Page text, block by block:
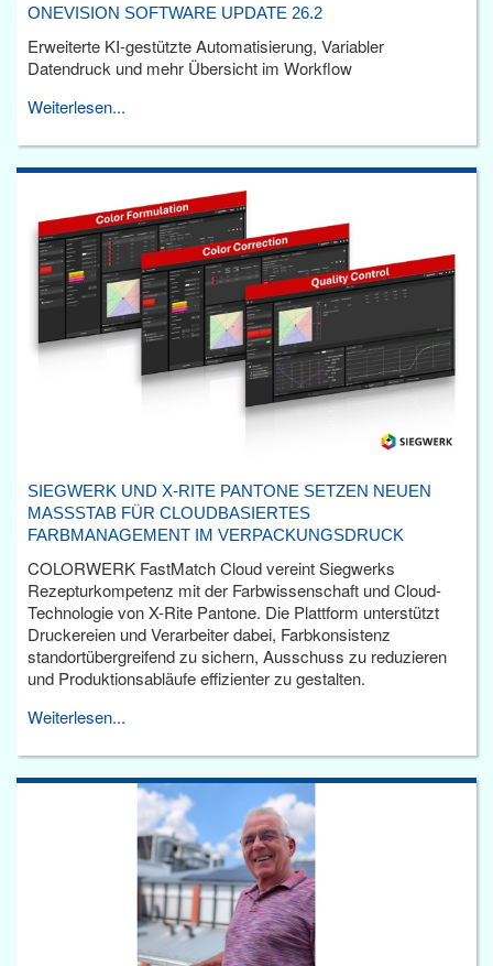
ONEVISION SOFTWARE UPDATE 26.2
Erweiterte KI-gestützte Automatisierung, Variabler
Datendruck und mehr Übersicht im Workflow
Weiterlesen...
SIEGWERK UND X-RITE PANTONE SETZEN NEUEN
MASSSTAB FÜR CLOUDBASIERTES F
ARBMANAGEMENT IM VERPACKUNGSDRUCK
COLORWERK FastMatch Cloud vereint Siegwerks
Rezepturkompetenz mit der Farbwissenschaft und Cloud-
Technologie von X-Rite Pantone. Die Plattform unterstützt
Druckereien und Verarbeiter dabei, Farbkonsistenz
standortübergreifend zu sichern, Ausschuss zu reduzieren
und Produktionsabläufe effizienter zu gestalten.
Weiterlesen...